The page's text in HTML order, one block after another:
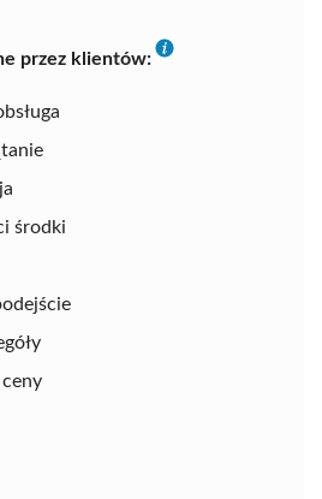
przez klientów:
środki